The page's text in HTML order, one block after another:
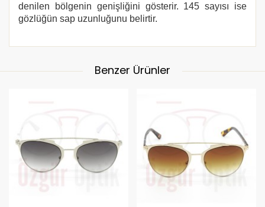
denilen bölgenin genişliğini gösterir. 145 sayısı ise
gözlüğün sap uzunluğunu belirtir.
Benzer Ürünler